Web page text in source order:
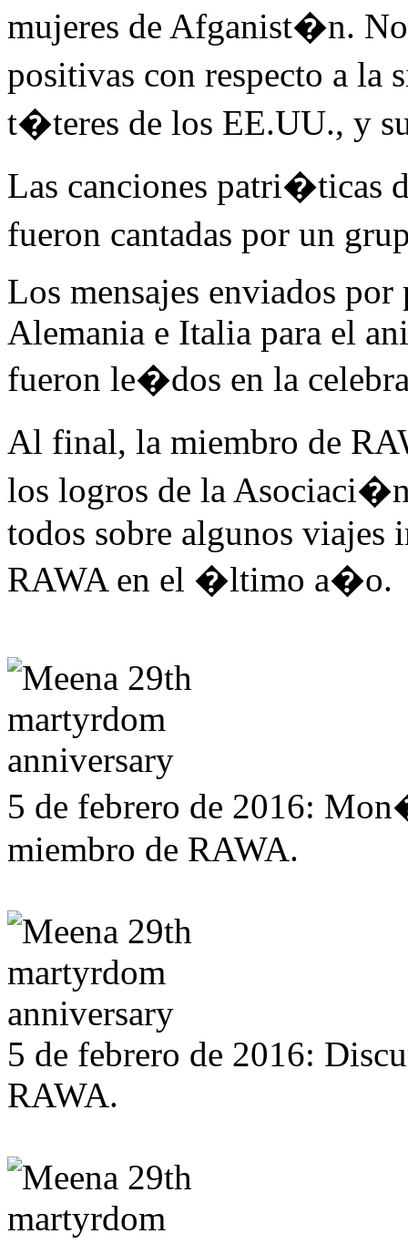
mujeres de Afganist�n.
positivas con respecto a la
t�teres de los EE.UU., y
Las canciones patri�ticas
fueron cantadas por un
Los mensajes enviados
Alemania e Italia para el
fueron le�dos en la
Al final, la miembro de
los logros de la
todos sobre algunos viajes
RAWA en el �ltimo a�o.
5 de febrero de 2016:
miembro de RAWA.
5 de febrero de 2016:
RAWA.